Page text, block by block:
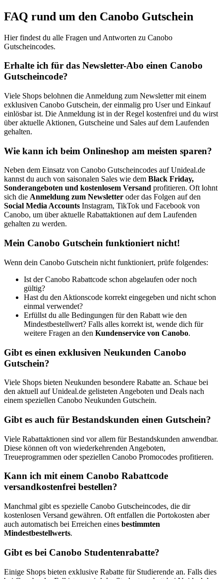
FAQ rund um den Canobo Gutschein
Hier findest du alle Fragen und Antworten zu Canobo
Gutscheincodes.
Erhalte ich für das Newsletter-Abo einen Canobo
Gutscheincode?
Viele Shops belohnen die Anmeldung zum Newsletter mit einem
exklusiven Canobo Gutschein, der einmalig pro User und Einkauf
einlösbar ist. Die Anmeldung ist in der Regel kostenfrei und du wirst
über aktuelle Aktionen, Gutscheine und Sales auf dem Laufenden
gehalten.
Wie kann ich beim Onlineshop am meisten sparen?
Neben dem Einsatz von Canobo Gutscheincodes auf Unideal.de
kannst du auch von saisonalen Sales wie dem Black Friday,
Sonderangeboten und kostenlosem Versand profitieren. Oft lohnt
sich die Anmeldung zum Newsletter oder das Folgen auf den
Social Media Accounts Instagram, TikTok und Facebook von
Canobo, um über aktuelle Rabattaktionen auf dem Laufenden
gehalten zu werden.
Mein Canobo Gutschein funktioniert nicht!
Wenn dein Canobo Gutschein nicht funktioniert, prüfe folgendes:
Ist der Canobo Rabattcode schon abgelaufen oder noch
gültig?
Hast du den Aktionscode korrekt eingegeben und nicht schon
einmal verwendet?
Erfüllst du alle Bedingungen für den Rabatt wie den
Mindestbestellwert? Falls alles korrekt ist, wende dich für
weitere Fragen an den Kundenservice von Canobo.
Gibt es einen exklusiven Neukunden Canobo
Gutschein?
Viele Shops bieten Neukunden besondere Rabatte an. Schaue bei
den aktuell auf Unideal.de gelisteten Angeboten und Deals nach
einem speziellen Canobo Neukunden Gutschein.
Gibt es auch für Bestandskunden einen Gutschein?
Viele Rabattaktionen sind vor allem für Bestandskunden anwendbar.
Diese können oft von wiederkehrenden Angeboten,
Treueprogrammen oder speziellen Canobo Promocodes profitieren.
Kann ich mit einem Canobo Rabattcode
versandkostenfrei bestellen?
Manchmal gibt es spezielle Canobo Gutscheincodes, die dir
kostenlosen Versand gewähren. Oft entfallen die Portokosten aber
auch automatisch bei Erreichen eines bestimmten
Mindestbestellwerts.
Gibt es bei Canobo Studentenrabatte?
Einige Shops bieten exklusive Rabatte für Studierende an. Falls dies